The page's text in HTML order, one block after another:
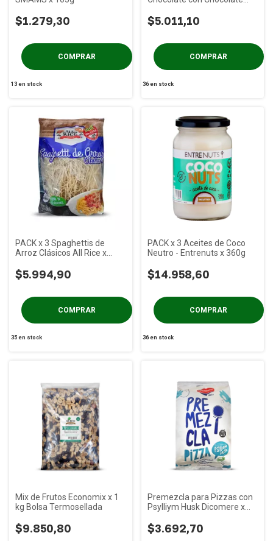
$1.279,30
13en stock
$5.011,10
36en stock
PACK x 3 Spaghettis de
Arroz Clásicos All Rice x
$5.994,90
35en stock
PACK x 3 Aceites de Coco
Neutro - Entrenuts x 360g
$14.958,60
36en stock
Mix de Frutos Economix x 1
kg Bolsa Termosellada
$9.850,80
Premezcla para Pizzas con
Psylliym Husk Dicomere x
$3.692,70